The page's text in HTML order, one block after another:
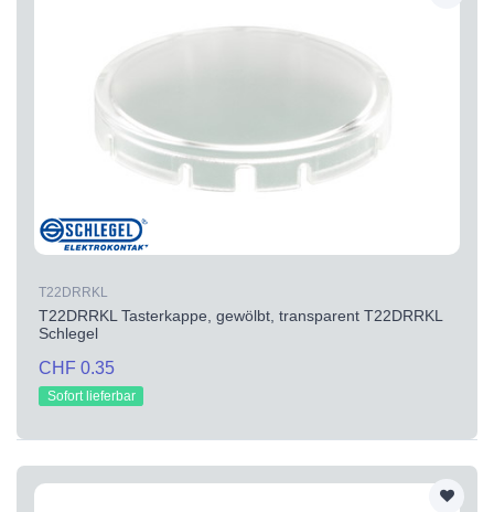
T22DRRKL
T22DRRKL Tasterkappe, gewölbt, transparent T22DRRKL
Schlegel
CHF 0.35
Sofort lieferbar